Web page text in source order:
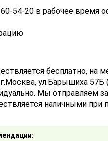
54-20 в рабочее время
бесплатно,
ул.Барышиха 57Б
Мы отправляем
наличными при